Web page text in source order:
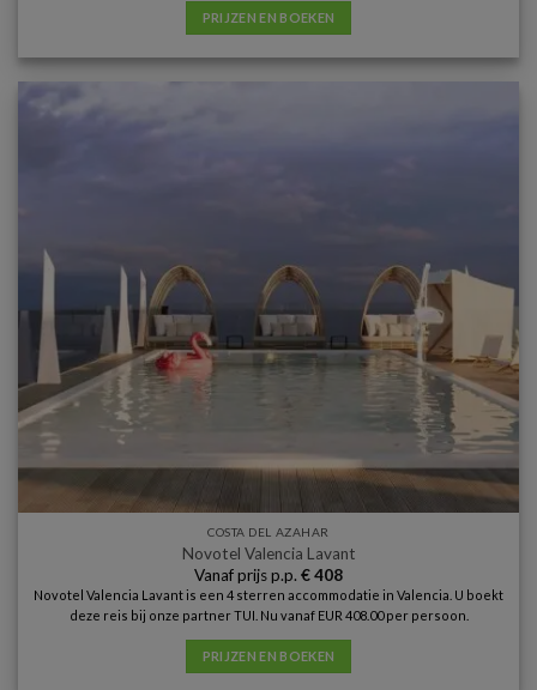
PRIJZEN EN BOEKEN
COSTA DEL AZAHAR
Novotel Valencia Lavant
Vanaf prijs p.p. €408
Novotel Valencia Lavant is een 4 sterren accommodatie in Valencia. U boekt
deze reis bij onze partner TUI. Nu vanaf EUR 408.00 per persoon.
PRIJZEN EN BOEKEN